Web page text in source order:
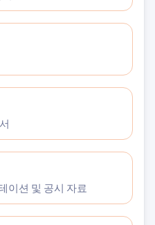
이션 및 공시 자료